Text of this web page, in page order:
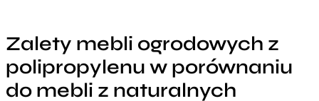
Zalety mebli ogrodowych z
polipropylenu w porównaniu
do mebli z naturalnych